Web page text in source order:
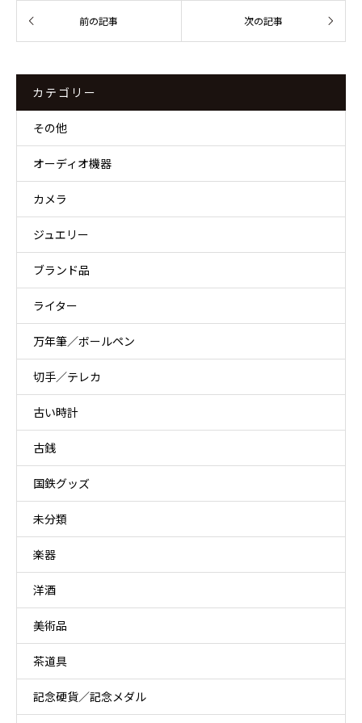
カテゴリー
その他
オーディオ機器
カメラ
ジュエリー
ブランド品
ライター
万年筆／ボールペン
切手／テレカ
古い時計
古銭
国鉄グッズ
未分類
楽器
洋酒
美術品
茶道具
記念硬貨／記念メダル